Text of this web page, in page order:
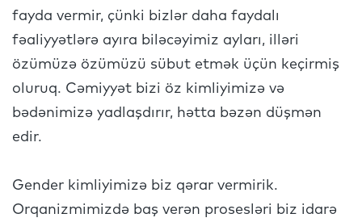
fayda vermir, çünki bizlər daha faydalı
fəaliyyətlərə ayıra biləcəyimiz ayları, illəri
özümüzə özümüzü sübut etmək üçün keçirmiş
oluruq. Cəmiyyət bizi öz kimliyimizə və
bədənimizə yadlaşdırır, hətta bəzən düşmən
edir.
Gender kimliyimizə biz qərar vermirik.
Orqanizmimizdə baş verən prosesləri biz idarə